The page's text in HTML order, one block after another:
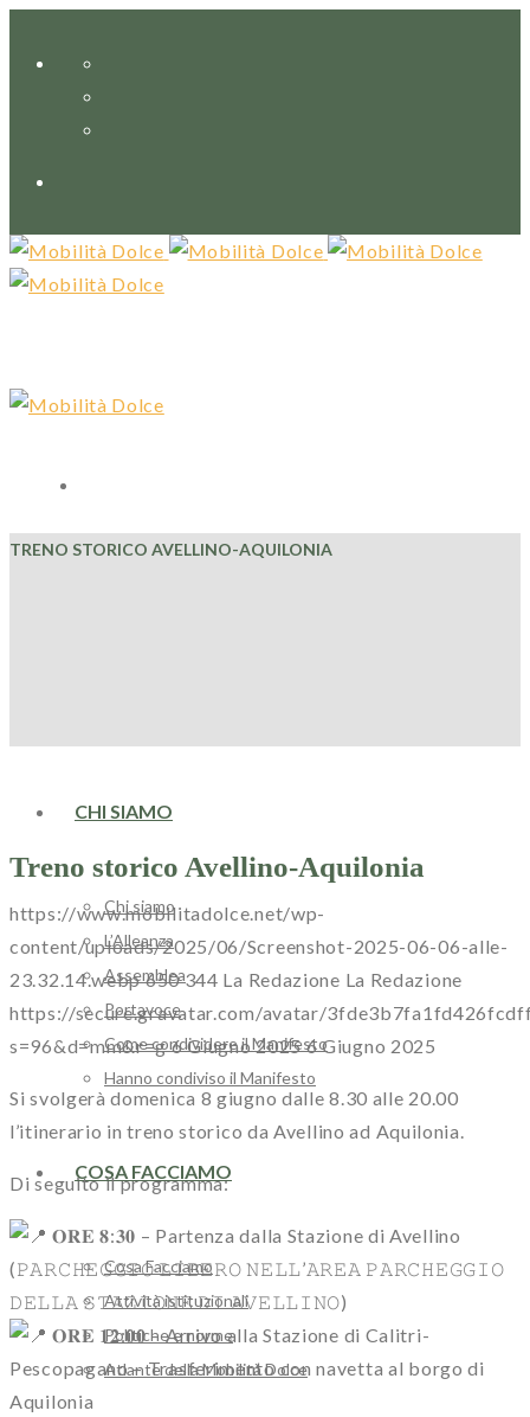
CHI SIAMO
Chi siamo
L’Alleanza
Assemblea
Portavoce
Come condividere il Manifesto
Hanno condiviso il Manifesto
COSA FACCIAMO
Cosa Facciamo
Attività istituzionali
Politiche e norme
Atlante della Mobilità Dolce
TRENO STORICO AVELLINO-AQUILONIA
Treno storico Avellino-Aquilonia
https://www.mobilitadolce.net/wp-
content/uploads/2025/06/Screenshot-2025-06-06-alle-
23.32.14.webp650344 La Redazione La Redazione
https://secure.gravatar.com/avatar/
s=96&d=mm&r=g6 Giugno 20256 Giugno 2025
Si svolgerà domenica 8 giugno dalle 8.30 alle 20.00
l’itinerario in treno storico da Avellino ad Aquilonia.
Di seguito il programma:
𝐎𝐑𝐄 𝟖:𝟑𝟎 – Partenza dalla Stazione di Avellino
(𝙿𝙰𝚁𝙲𝙷𝙴𝙶𝙶𝙸𝙾 𝙻𝙸𝙱𝙴𝚁𝙾 𝙽𝙴𝙻𝙻’𝙰𝚁𝙴𝙰 𝙿𝙰𝚁𝙲𝙷𝙴𝙶𝙶𝙸𝙾
𝙳𝙴𝙻𝙻𝙰 𝚂𝚃𝙰𝚉𝙸𝙾𝙽𝙴 𝙳𝙸 𝙰𝚅𝙴𝙻𝙻𝙸𝙽𝙾)
𝐎𝐑𝐄 𝟏𝟐:𝟎𝟎 – Arrivo alla Stazione di Calitri-
Pescopagano – Trasferimento con navetta al borgo di
Aquilonia